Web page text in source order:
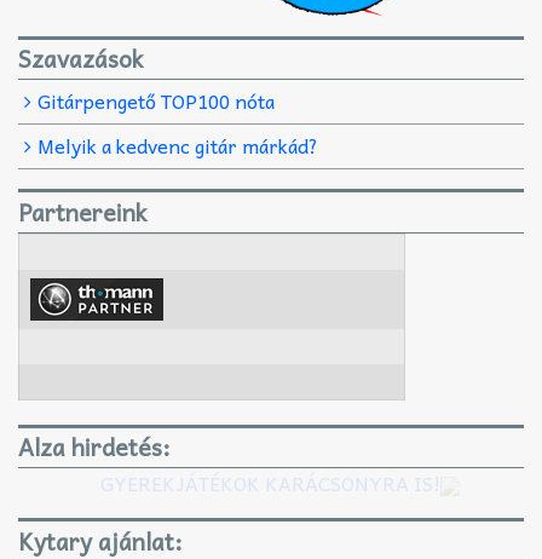
Szavazások
Gitárpengető TOP100 nóta
Melyik a kedvenc gitár márkád?
Partnereink
Alza hirdetés:
GYEREKJÁTÉKOK KARÁCSONYRA IS!
Kytary ajánlat: